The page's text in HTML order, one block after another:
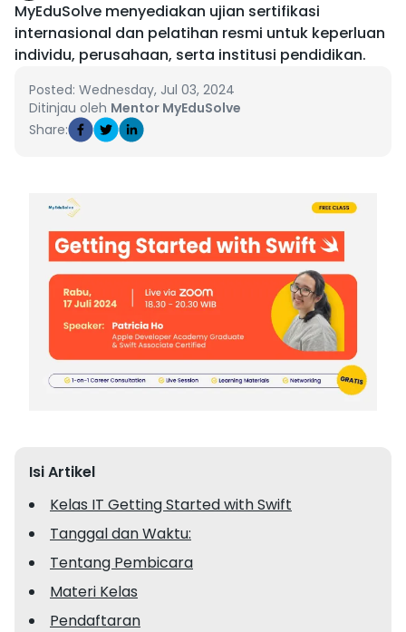
Keranjang Saya
Profil
MyEduSolve menyediakan ujian sertifikasi
internasional dan pelatihan resmi untuk keperluan
individu, perusahaan, serta institusi pendidikan.
Posted: Wednesday, Jul 03, 2024
Ditinjau oleh Mentor MyEduSolve
Share:
Isi Artikel
Kelas IT Getting Started with Swift
Tanggal dan Waktu:
Tentang Pembicara
Materi Kelas
Pendaftaran